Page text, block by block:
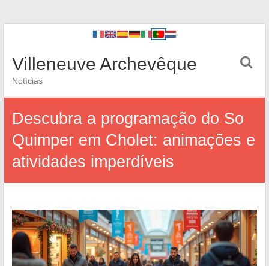
Villeneuve Archevêque
Notícias
Descubra a programação do So
Quimper em Cholet: animações e
atividades imperdíveis